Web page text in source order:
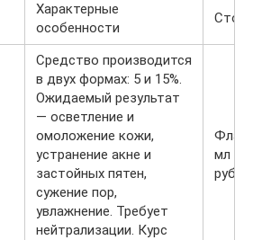
Характерные
особенности
Средство производится
в двух формах: 5 и 15%.
Ожидаемый результат
— осветление и
омоложение кожи,
устранение акне и
застойных пятен,
сужение пор,
увлажнение. Требует
нейтрализации. Курс
мл —
руб.